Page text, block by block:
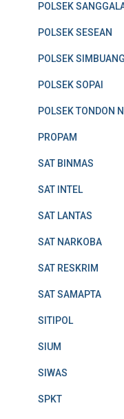
POLSEK
POLSEK SESEAN
POLSEK SIMBUANG
POLSEK SOPAI
POLSEK TONDON
PROPAM
SAT BINMAS
SAT INTEL
SAT LANTAS
SAT NARKOBA
SAT RESKRIM
SAT SAMAPTA
SITIPOL
SIUM
SIWAS
SPKT